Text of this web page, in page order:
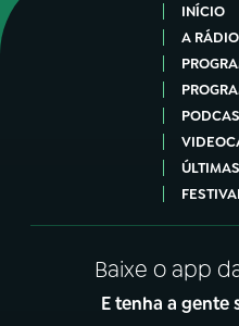
INÍCIO
A RÁDIO
ÚLTIMAS
Baixe o app
E tenha a gente